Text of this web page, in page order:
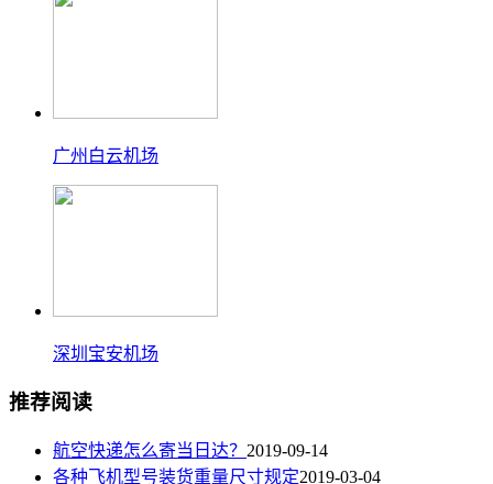
广州白云机场
深圳宝安机场
推荐阅读
航空快递怎么寄当日达？ 2019-09-14
各种飞机型号装货重量尺寸规定2019-03-04